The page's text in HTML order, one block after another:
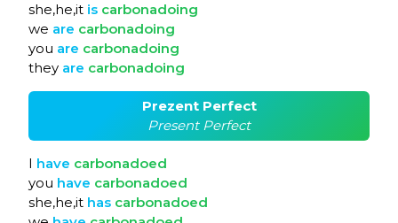
she,he,it is carbonadoing
we are carbonadoing
you are carbonadoing
they are carbonadoing
Prezent Perfect
Present Perfect
I have carbonadoed
you have carbonadoed
she,he,it has carbonadoed